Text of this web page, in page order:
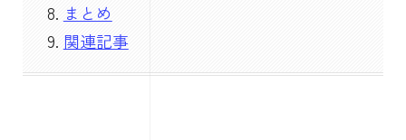
まとめ
関連記事